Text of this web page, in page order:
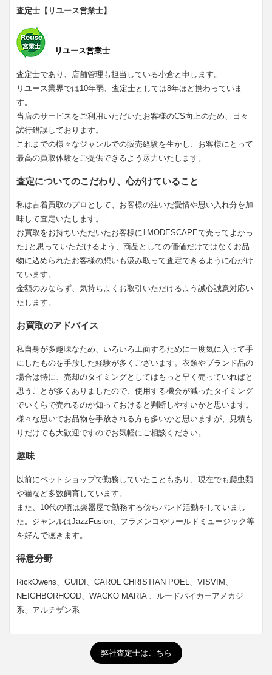
査定士【リユース営業士】
リユース営業士
査定士であり、店舗管理も担当している小倉と申します。
リユース業界では10年弱、査定士としては8年ほど携わっていま
す。
当店のサービスをご利用いただいたお客様のCS向上のため、日々
試行錯誤しております。
これまでの様々なジャンルでの販売経験を生かし、お客様にとって
最高の買取体験をご提供できるよう尽力いたします。
査定についてのこだわり、心がけていること
私は古着買取のプロとして、お客様の注いだ愛情や思い入れ分を加
味して査定いたします。
お買取をお持ちいただいたお客様に｢MODESCAPEで売ってよかっ
た｣と思っていただけるよう、商品としての価値だけではなくお品
物に込められたお客様の想いも汲み取って査定できるように心がけ
ています。
金額のみならず、気持ちよくお取引いただけるよう誠心誠意対応い
たします。
お買取のアドバイス
私自身が多趣味なため、いろいろ工面するために一度気に入って手
にしたものを手放した経験が多くございます。衣類やブランド品の
場合は特に、売却のタイミングとしてはもっと早く売っていればと
思うことが多くありましたので、使用する機会が減ったタイミング
でいくらで売れるのか知っておけると判断しやすいかと思います。
様々な思いでお品物を手放される方も多いかと思いますが、見積も
りだけでも大歓迎ですのでお気軽にご相談ください。
趣味
以前にペットショップで勤務していたこともあり、現在でも爬虫類
や猫など多数飼育しています。
また、10代の頃は楽器屋で勤務する傍らバンド活動をしていまし
た。ジャンルはJazzFusion、フラメンコやワールドミュージック等
を好んで聴きます。
得意分野
RickOwens、GUIDI、CAROL CHRISTIAN POEL、VISVIM、
NEIGHBORHOOD、WACKO MARIA 、ルードバイカーアメカジ
系、アルチザン系
弊社査定士はこちら